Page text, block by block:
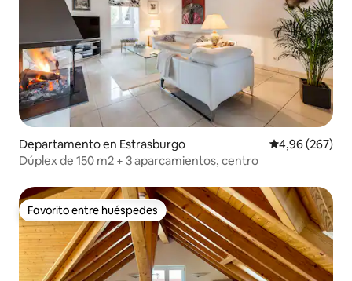
Departamento en Estrasburgo Calificación
4,96 (267)
Dúplex de 150 m2 + 3 aparcamientos, centro
Favorito entre huéspedes
Favorito entre huéspedes